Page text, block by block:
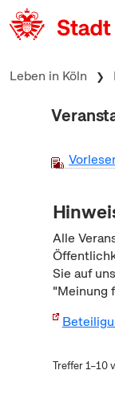
zum Inhalt springen
Leben in Köln
Alle
Sie auf
"Meinung
Treffer 1–10